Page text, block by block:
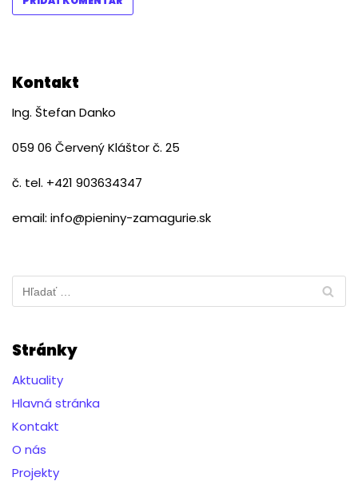
Kontakt
Ing. Štefan Danko
059 06 Červený Kláštor č. 25
č. tel. +421 903634347
email: info@pieniny-zamagurie.sk
Stránky
Aktuality
Hlavná stránka
Kontakt
O nás
Projekty